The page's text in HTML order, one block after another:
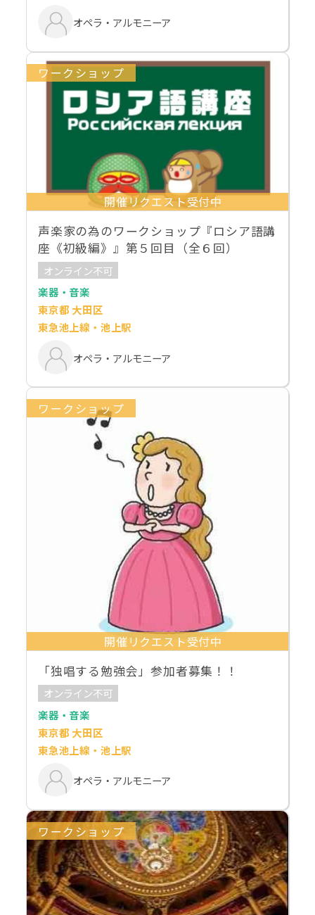
オペラ・アルモニーア
ワークショップ
開催リクエスト受付中
声楽家の為のワークショップ『ロシア語講
座《初級編》』第５回目（全６回）
オンライン不可
楽器・音楽
東京都 大田区
東急池上線・池上駅
オペラ・アルモニーア
ワークショップ
開催リクエスト受付中
「独唱する勉強会」参加者募集！！
オンライン不可
楽器・音楽
東京都 大田区
東急池上線・池上駅
オペラ・アルモニーア
ワークショップ